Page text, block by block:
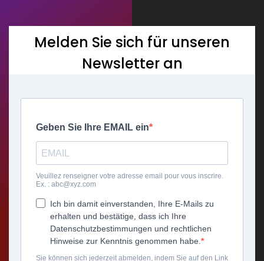
Melden Sie sich für unseren
Newsletter an